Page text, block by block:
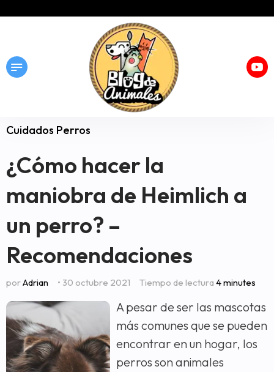
Cuidados Perros
¿Cómo hacer la
maniobra de Heimlich a
un perro? –
Recomendaciones
porAdrian • 30 octubre 2021 Tiempo de lectura 4 minutes
A pesar de ser las mascotas
más comunes que se pueden
encontrar en un hogar, los
perros son animales